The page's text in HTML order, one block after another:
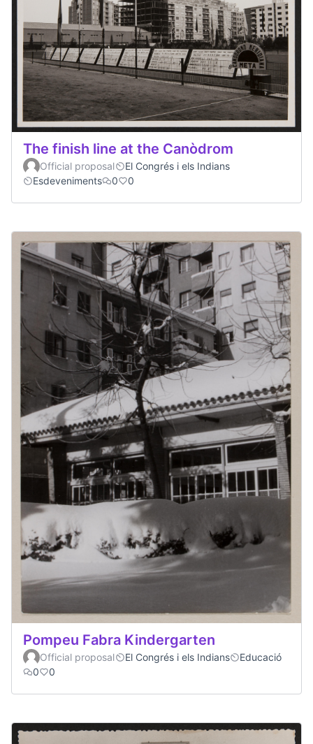
The finish line at the Canòdrom
Official proposal
El Congrés i els Indians
Esdeveniments
0 0
Pompeu Fabra Kindergarten
Official proposal El Congrés i els Indians
Educació
0
0